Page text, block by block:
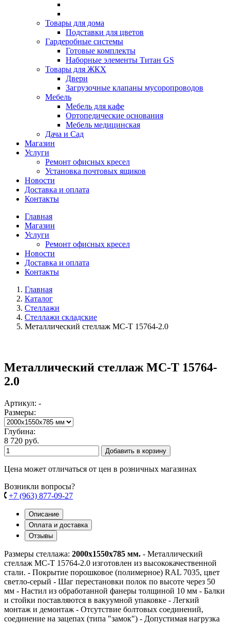
Товары для дома
Подставки для цветов
Гардеробные системы
Готовые комплекты
Наборные элементы Титан GS
Товары для ЖКХ
Двери
Загрузочные клапаны мусоропроводов
Мебель
Мебель для кафе
Ортопедические основания
Мебель медицинская
Дача и Сад
Магазин
Услуги
Ремонт офисных кресел
Установка почтовых ящиков
Новости
Доставка и оплата
Контакты
Главная
Магазин
Услуги
Ремонт офисных кресел
Новости
Доставка и оплата
Контакты
Главная
Каталог
Стеллажи
Стеллажи складские
Металлический стеллаж МС-Т 15764-2.0
Металлический стеллаж МС-Т 15764-
2.0
Артикул: -
Размеры:
Глубина:
8 720 руб.
Добавить в корзину
Цена может отличаться от цен в розничных магазинах
Возникли вопросы?
+7 (963) 877-09-27
Описание
Оплата и доставка
Отзывы
Размеры стеллажа: 2000х1550х785 мм. - Металлический
стеллаж МС-Т 15764-2.0 изготовлен из высококачественной
стали. - Покрытие порошковое (полимерное) RAL 7035, цвет
светло-серый - Шаг перестановки полок по высоте через 50
мм - Настил из обработанной фанеры толщиной 10 мм - Балки
и стойки поставляются в вакуумной упаковке - Легкий
монтаж и демонтаж - Отсутствие болтовых соединений,
соединение на зацепах (типа "замок") - Допустимая нагрузка